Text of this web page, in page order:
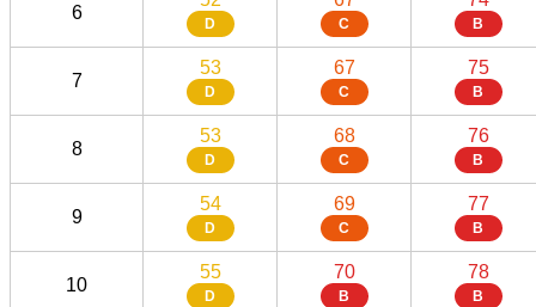
6
D C B
7
53
D
67
C
75
B
8
53
D
68
C
76
B
9
54
D
69
C
77
B
10
55
D
70
B
78
B